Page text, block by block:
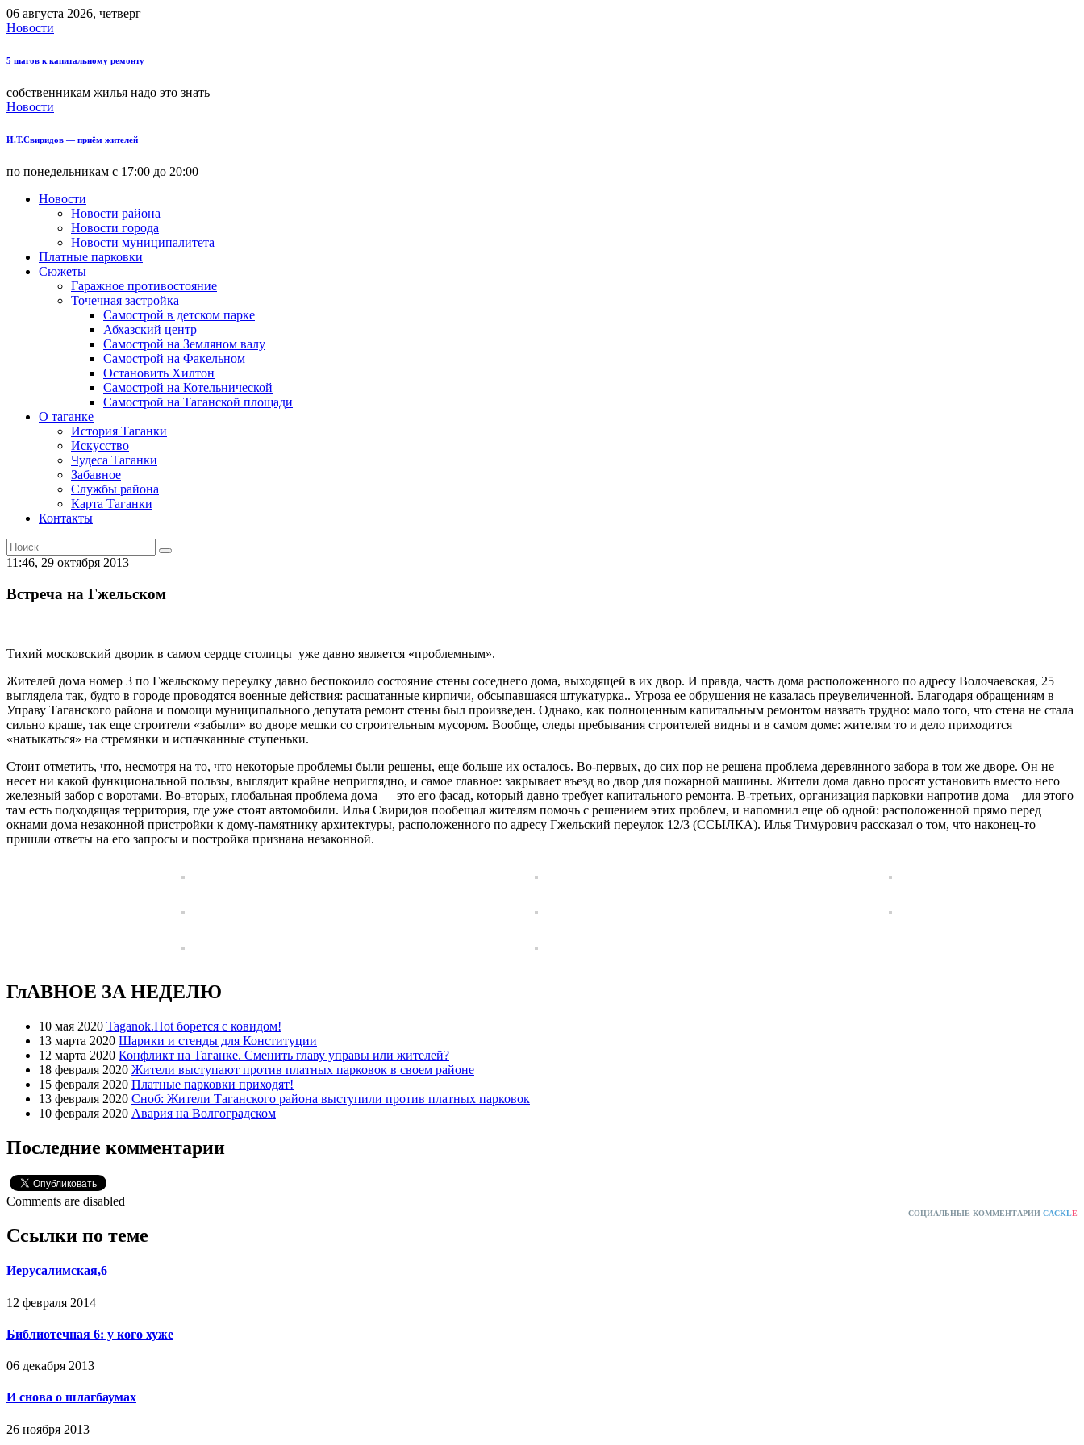
06 августа 2026, четверг
Новости
5 шагов к капитальному ремонту
собственникам жилья надо это знать
Новости
И.Т.Свиридов — приём жителей
по понедельникам с 17:00 до 20:00
Новости
Новости района
Новости города
Новости муниципалитета
Платные парковки
Сюжеты
Гаражное противостояние
Точечная застройка
Самострой в детском парке
Абхазский центр
Самострой на Земляном валу
Самострой на Факельном
Остановить Хилтон
Самострой на Котельнической
Самострой на Таганской площади
О таганке
История Таганки
Искусство
Чудеса Таганки
Забавное
Службы района
Карта Таганки
Контакты
11:46, 29 октября 2013
Встреча на Гжельском
Тихий московский дворик в самом сердце столицы уже давно является «проблемным».
Жителей дома номер 3 по Гжельскому переулку давно беспокоило состояние стены соседнего дома, выходящей в их двор. И правда, часть дома расположенного по адресу Волочаевская, 25
выглядела так, будто в городе проводятся военные действия: расшатанные кирпичи, обсыпавшаяся штукатурка.. Угроза ее обрушения не казалась преувеличенной. Благодаря обращениям в
Управу Таганского района и помощи муниципального депутата ремонт стены был произведен. Однако, как полноценным капитальным ремонтом назвать трудно: мало того, что стена не стала
сильно краше, так еще строители «забыли» во дворе мешки со строительным мусором. Вообще, следы пребывания строителей видны и в самом доме: жителям то и дело приходится
«натыкаться» на стремянки и испачканные ступеньки.
Стоит отметить, что, несмотря на то, что некоторые проблемы были решены, еще больше их осталось. Во-первых, до сих пор не решена проблема деревянного забора в том же дворе. Он не
несет ни какой функциональной пользы, выглядит крайне неприглядно, и самое главное: закрывает въезд во двор для пожарной машины. Жители дома давно просят установить вместо него
железный забор с воротами. Во-вторых, глобальная проблема дома — это его фасад, который давно требует капитального ремонта. В-третьих, организация парковки напротив дома – для этого
там есть подходящая территория, где уже стоят автомобили. Илья Свиридов пообещал жителям помочь с решением этих проблем, и напомнил еще об одной: расположенной прямо перед
окнами дома незаконной пристройки к дому-памятнику архитектуры, расположенного по адресу Гжельский переулок 12/3 (ССЫЛКА). Илья Тимурович рассказал о том, что наконец-то
пришли ответы на его запросы и постройка признана незаконной.
ГлАВНОЕ ЗА НЕДЕЛЮ
10 мая 2020 Taganok.Hot борется с ковидом!
13 марта 2020 Шарики и стенды для Конституции
12 марта 2020 Конфликт на Таганке. Сменить главу управы или жителей?
18 февраля 2020 Жители выступают против платных парковок в своем районе
15 февраля 2020 Платные парковки приходят!
13 февраля 2020 Сноб: Жители Таганского района выступили против платных парковок
10 февраля 2020 Авария на Волгоградском
Последние комментарии
Comments are disabled
СОЦИАЛЬНЫЕ КОММЕНТАРИИ CACKLE
Ссылки по теме
Иерусалимская,6
12 февраля 2014
Библиотечная 6: у кого хуже
06 декабря 2013
И снова о шлагбаумах
26 ноября 2013